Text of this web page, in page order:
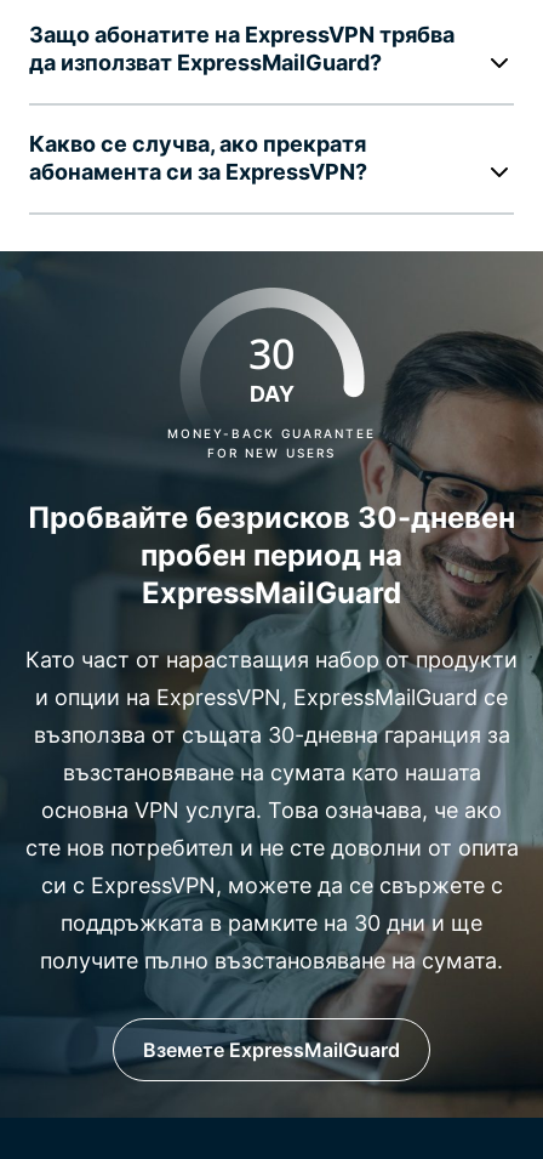
Защо абонатите на ExpressVPN трябва
да използват ExpressMailGuard?
Какво се случва, ако прекратя
абонамента си за ExpressVPN?
30
DAY
MONEY-BACK GUARANTEE
FOR NEW USERS
Пробвайте безрисков 30-дневен
пробен период на
ExpressMailGuard
Като част от нарастващия набор от продукти
и опции на ExpressVPN, ExpressMailGuard се
възползва от същата 30-дневна гаранция за
възстановяване на сумата като нашата
основна VPN услуга. Това означава, че ако
сте нов потребител и не сте доволни от опита
си с ExpressVPN, можете да се свържете с
поддръжката в рамките на 30 дни и ще
получите пълно възстановяване на сумата.
Вземете ExpressMailGuard